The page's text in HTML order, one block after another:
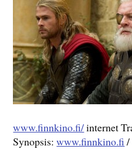
www.finnkino.fi/internet
Synopsis:www.finnkino.fi /